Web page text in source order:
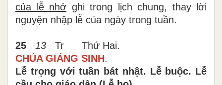
của lễ nhớ ghi trong lịch chung, thay lời
nguyện nhập lễ của ngày trong tuần.
25 13 Tr Thứ Hai.
CHÚA GIÁNG SINH.
Lễ trọng với tuần bát nhật. Lễ buộc. Lễ